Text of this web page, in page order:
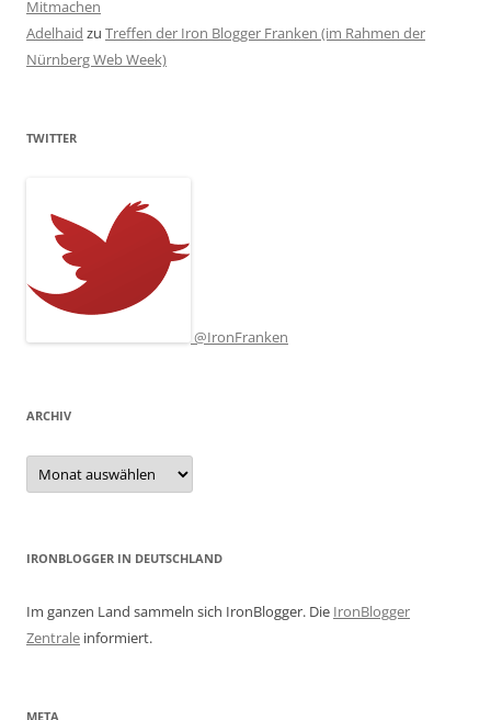
Mitmachen
Adelhaid zu Treffen der Iron Blogger Franken (im Rahmen der
Nürnberg Web Week)
TWITTER
@IronFranken
ARCHIV
Archiv
IRONBLOGGER IN DEUTSCHLAND
Im ganzen Land sammeln sich IronBlogger. Die IronBlogger
Zentrale informiert.
META